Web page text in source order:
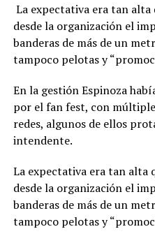
La expectativa era tan alta
desde la organización el
banderas de más de un
tampoco pelotas y
En la gestión Espinoza
por el fan fest, con
redes, algunos de ellos
intendente.
La expectativa era tan alta
desde la organización el
banderas de más de un
tampoco pelotas y